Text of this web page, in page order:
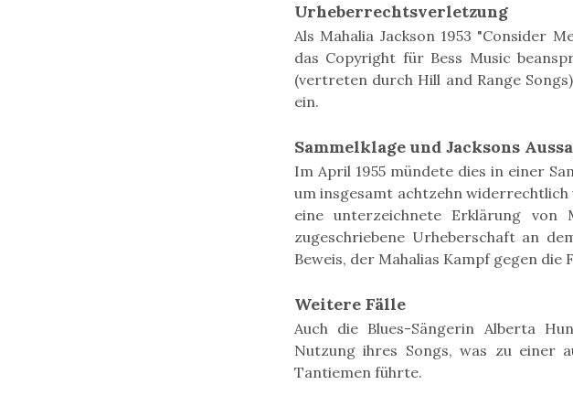
Urheberrechtsverletzung
Als Mahalia Jackson 1953 "Consider
das Copyright für Bess Music
(vertreten durch Hill and Range
ein.
Sammelklage und Jacksons
Im April 1955 mündete dies in einer
um insgesamt achtzehn widerrechtlich
eine unterzeichnete Erklärung
zugeschriebene Urheberschaft an
Beweis, der Mahalias Kampf gegen
Weitere Fälle
Auch die Blues-Sängerin Alberta
Nutzung ihres Songs, was zu einer
Tantiemen führte.